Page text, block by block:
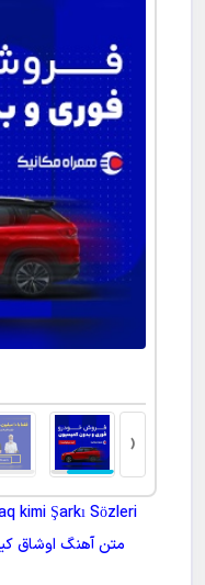
‹
kimi Şarkı Sözleri
متن آهنگ اوشاق